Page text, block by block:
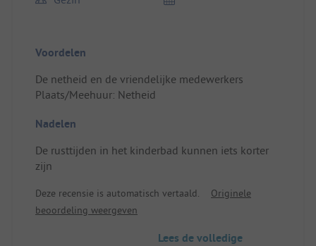
Voordelen
De netheid en de vriendelijke medewerkers
Plaats/Meehuur: Netheid
Nadelen
De rusttijden in het kinderbad kunnen iets korter
zijn
Deze recensie is automatisch vertaald.
Originele
beoordeling weergeven
Lees de volledige